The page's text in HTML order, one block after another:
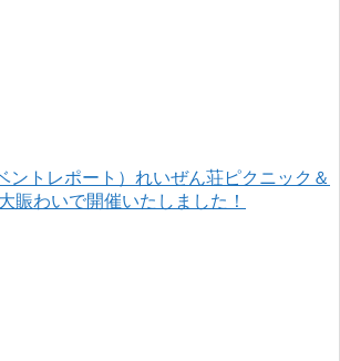
ントレポート）れいぜん荘ピクニック＆
賑わいで開催いたしました！